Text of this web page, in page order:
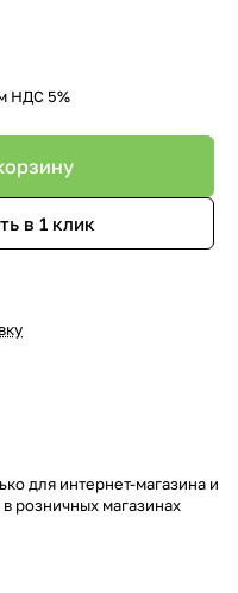
НДС 5%
в 1 клик
для интернет-магазина и
розничных магазинах